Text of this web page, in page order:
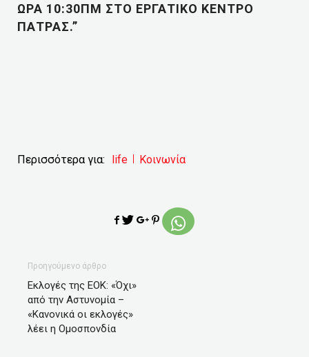
ΩΡΑ 10:30ΠΜ ΣΤΟ ΕΡΓΑΤΙΚΟ ΚΕΝΤΡΟ
ΠΑΤΡΑΣ.”
Περισσότερα για: life Κοινωνία
Προηγούμενο άρθρο
Eκλογές της ΕΟΚ: «Όχι»
από την Αστυνομία –
«Κανονικά οι εκλογές»
λέει η Ομοσπονδία